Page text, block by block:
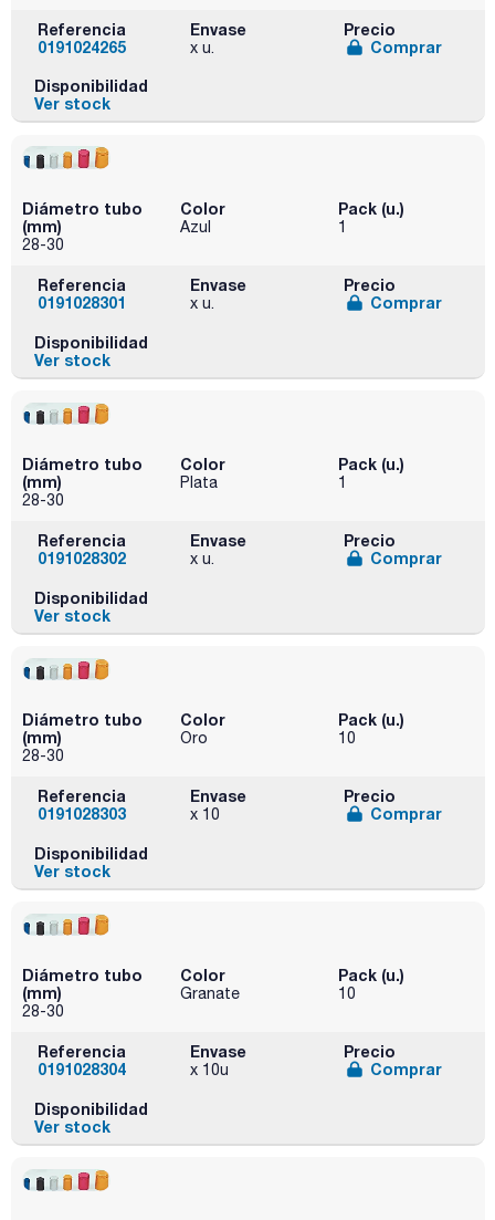
Referencia
0191024265
Envase
x u.
Precio
Comprar
Disponibilidad
Ver stock
Diámetro tubo
(mm)
28-30
Color
Azul
Pack (u.)
1
Referencia
0191028301
Envase
x u.
Precio
Comprar
Disponibilidad
Ver stock
Diámetro tubo
(mm)
28-30
Color
Plata
Pack (u.)
1
Referencia
0191028302
Envase
x u.
Precio
Comprar
Disponibilidad
Ver stock
Diámetro tubo
(mm)
28-30
Color
Oro
Pack (u.)
10
Referencia
0191028303
Envase
x 10
Precio
Comprar
Disponibilidad
Ver stock
Diámetro tubo
(mm)
28-30
Color
Granate
Pack (u.)
10
Referencia
0191028304
Envase
x 10u
Precio
Comprar
Disponibilidad
Ver stock